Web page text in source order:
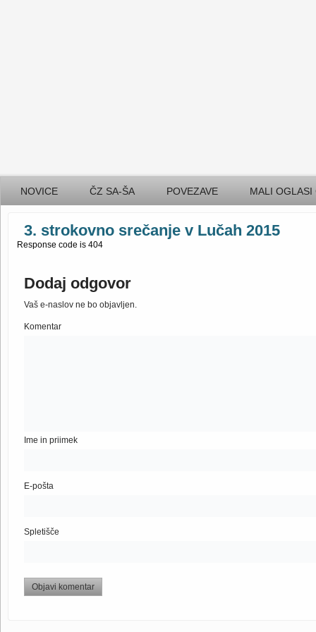
NOVICE ČZ SA-ŠA POVEZAVE MALI OGLASI
3. strokovno srečanje v Lučah 2015
Response code is 404
Dodaj odgovor
Vaš e-naslov ne bo objavljen.
Komentar
Ime in priimek
E-pošta
Spletišče